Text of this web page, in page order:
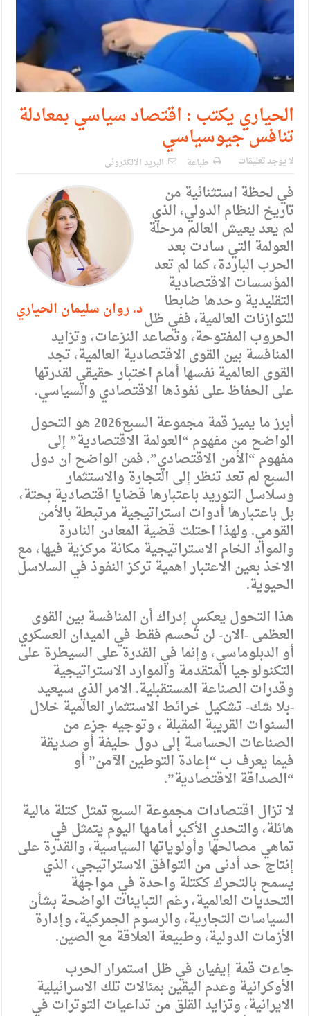
القاضي محمود أحمد فريحات.. مبارك ومزيدا من التوفيق
الحياري يكتب : اقتصاد سياسي بمعادلة
تنافس جيوسياسي
لا يوجد تعليقات طباعة البريد الالكترونى
د. روان سليمان الحياري
في لحظة استثنائية من
تاريخ النظام الدولي، الذي
لم يعد يعيش العالم مرحلة
العولمة التي سادت بعد
الحرب الباردة، كما لم تعد
المؤسسات الاقتصادية
التقليدية وحدها ضابطا
للتوازنات العالمية، ففي ظل
الحروب المفتوحة، وتصاعد النزعات، وتزايد
المنافسة بين القوى الاقتصادية العالمية، تجد
القوى العالمية نفسها أمام اختبار حقيقي لقدرتها
على الحفاظ على نفوذها الاقتصادي والسياسي.
أبرز ما يميز قمة مجموعة السبع2026 هو التحول
الواضح من مفهوم “العولمة الاقتصادية” إلى
مفهوم “الأمن الاقتصادي”. فمن الواضح ان دول
السبع لم تعد تنظر إلى التجارة والاستثمار
وسلاسل التوريد باعتبارها قضايا اقتصادية بحتة،
بل باعتبارها أدوات استراتيجية مرتبطة بالأمن
القومي. ولهذا احتلت قضية المعادن النادرة
والمواد الخام الاستراتيجية مكانة مركزية فيها، مع
الاخذ بعين الاعتبار اهمية تركز النفوذ في السلاسل
الحيوية.
هذا التحول يعكس إدراك أن المنافسة بين القوى
العظمى -الان- لن تُحسم فقط في الميدان العسكري
أو الدبلوماسي، وإنما في القدرة على السيطرة على
التكنولوجيا المتقدمة والموارد الاستراتيجية
وقدرات الصناعة المستقبلية. الامر الذي سيعيد
-بلا شك- تشكيل خرائط الاستثمار العالمية خلال
السنوات القريبة المقبلة ، وتوجيه جزء من
الصناعات الحساسة إلى دول حليفة أو صديقة
فيما يعرف ب “إعادة التوطين الآمن” أو
“الصداقة الاقتصادية”.
لا تزال اقتصادات مجموعة السبع تمثل كتلة مالية
هائلة، والتحدي الأكبر أمامها اليوم يتمثل في
تماهي مصالحها وأولوياتها السياسية، والقدرة على
إنتاج حد أدنى من التوافق الاستراتيجي، الذي
يسمح بالتحرك ككتلة واحدة في مواجهة
التحديات العالمية، رغم التباينات الواضحة بشأن
السياسات التجارية، والرسوم الجمركية، وإدارة
الأزمات الدولية، وطبيعة العلاقة مع الصين.
جاءت قمة إيفيان في ظل استمرار الحرب
الأوكرانية وعدم اليقين بمئالات تلك الاسرائيلية
الايرانية، وتزايد القلق من تداعيات التوترات في